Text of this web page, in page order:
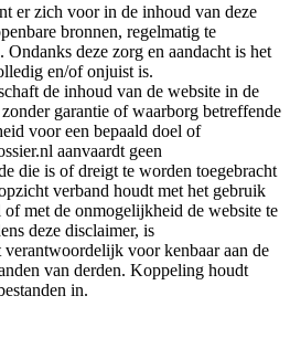
er zich voor in de inhoud van deze
bronnen, regelmatig te
Ondanks deze zorg en aandacht is het
en/of onjuist is.
de inhoud van de website in de
garantie of waarborg betreffende
voor een bepaald doel of
aanvaardt geen
die is of dreigt te worden toegebracht
verband houdt met het gebruik
met de onmogelijkheid de website te
deze disclaimer, is
verantwoordelijk voor kenbaar aan de
van derden. Koppeling houdt
in.